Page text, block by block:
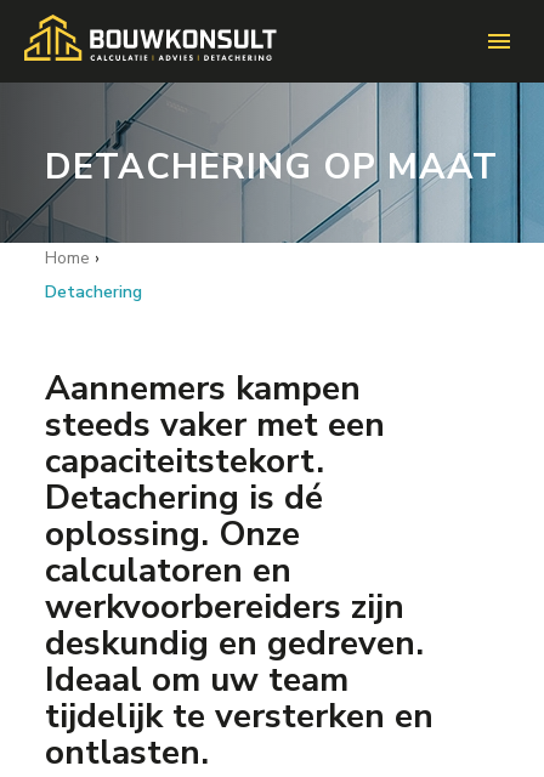
menu
DETACHERING OP MAAT
Home ›
Detachering
Aannemers kampen
steeds vaker met een
capaciteitstekort.
Detachering is dé
oplossing. Onze
calculatoren en
werkvoorbereiders zijn
deskundig en gedreven.
Ideaal om uw team
tijdelijk te versterken en
ontlasten.